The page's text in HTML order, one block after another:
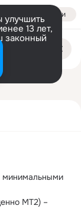
Войти
13 лет,
законный
минимальными
MT2) –